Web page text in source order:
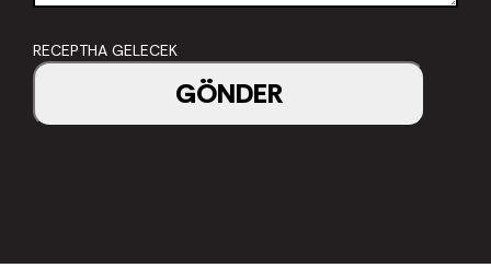
RECEPTHA GELECEK
GÖNDER